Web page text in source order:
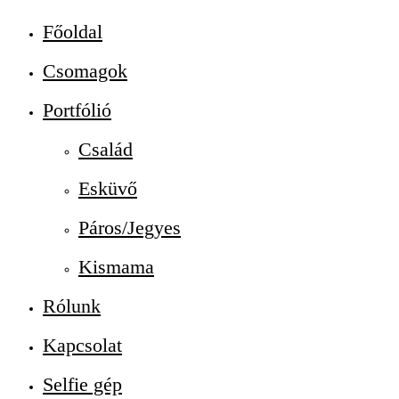
Főoldal
Csomagok
Portfólió
Család
Esküvő
Páros/Jegyes
Kismama
Rólunk
Kapcsolat
Selfie gép